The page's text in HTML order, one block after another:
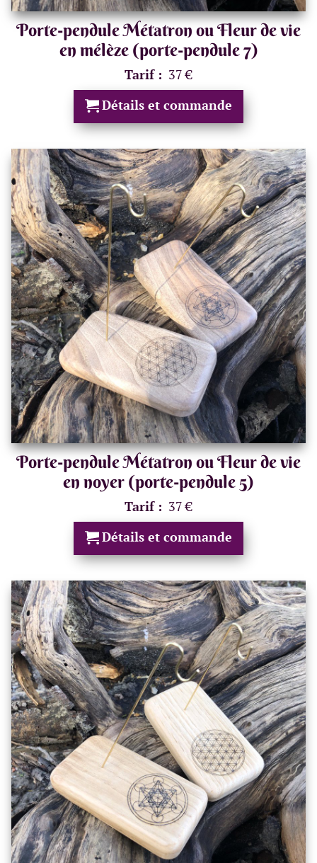
Porte-pendule Métatron ou Fleur de vie
en mélèze (porte-pendule 7)
Tarif : 37 €
Détails et commande
Porte-pendule Métatron ou Fleur de vie
en noyer (porte-pendule 5)
Tarif : 37 €
Détails et commande